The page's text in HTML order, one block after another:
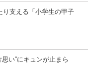
り支える「小学生の甲子
い”にキュンが止まら